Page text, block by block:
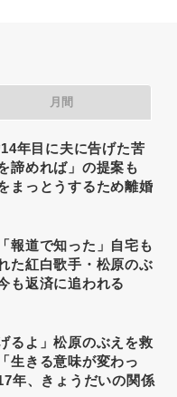
月間
年目に夫に告げた苦
諦めれば」の提案も
まっとうするため離婚
報道で知った」自宅も
た紅白歌手・松原のぶ
も返済に追われる
るよ」松原のぶえを救
生きる意味が変わっ
年、きょうだいの関係